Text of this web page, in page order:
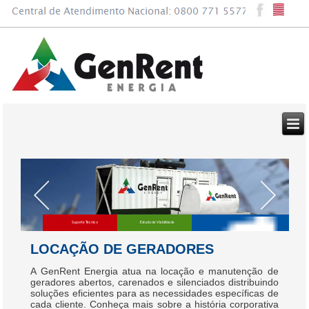
Suporte Técnico Estudo de Viabilidade Consultoria em Horário de Ponta
LOCAÇÃO DE GERADORES
A GenRent Energia atua na locação e manutenção de
geradores abertos, carenados e silenciados distribuindo
soluções eficientes para as necessidades específicas de
cada cliente. Conheça mais sobre a história corporativa